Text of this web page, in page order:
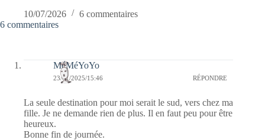
10/07/2026
6 commentaires
6 commentaires
MéMéYoYo
23/01/2025/15:46 RÉPONDRE
La seule destination pour moi serait le sud, vers chez ma
fille. Je ne demande rien de plus. Il en faut peu pour être
heureux.
Bonne fin de journée.